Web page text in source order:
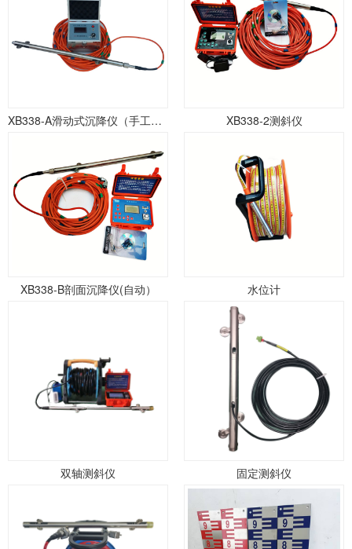
XB338-A滑动式沉降仪（手工记录） XB338-2测斜仪
XB338-B剖面沉降仪(自动） 水位计
双轴测斜仪 固定测斜仪